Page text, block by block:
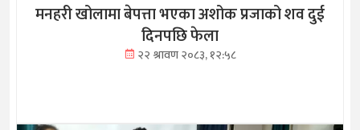
मनहरी खोलामा बेपत्ता भएका अशोक प्रजाको शव दुई
दिनपछि फेला
२२ श्रावण २०८३, १२:५८